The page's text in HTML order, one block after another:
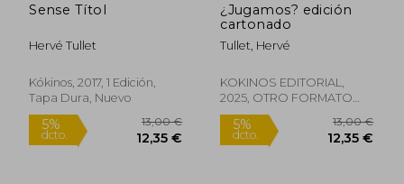
5% 13,90 € 5%
Sense Títol
Hervé Tullet
Kókinos, 2017, 1 Edición,
Tapa Dura, Nuevo
¿Jugamos? edición
cartonado
Tullet, Hervé
KOKINOS EDITORIAL,
2025, OTRO FORMATO
LIBRO, Nuevo